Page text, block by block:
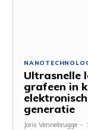
Ultrasnelle
grafeen in
generatie
Joris Vennebrugge -